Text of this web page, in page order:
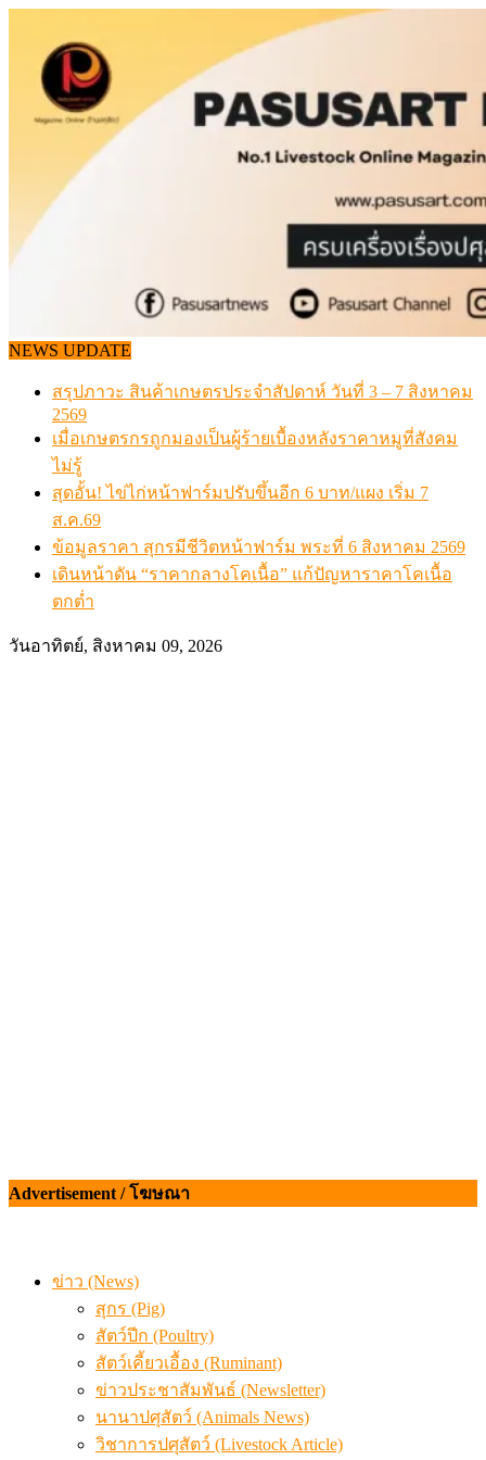
content
NEWS UPDATE
สรุปภาวะ สินค้าเกษตรประจำสัปดาห์ วันที่ 3 – 7 สิงหาคม
2569
เมื่อเกษตรกรถูกมองเป็นผู้ร้ายเบื้องหลังราคาหมูที่สังคม
ไม่รู้
สุดอั้น! ไข่ไก่หน้าฟาร์มปรับขึ้นอีก 6 บาท/แผง เริ่ม 7
ส.ค.69
ข้อมูลราคา สุกรมีชีวิตหน้าฟาร์ม พระที่ 6 สิงหาคม 2569
เดินหน้าดัน “ราคากลางโคเนื้อ” แก้ปัญหาราคาโคเนื้อ
ตกต่ำ
วันอาทิตย์, สิงหาคม 09, 2026
Advertisement / โฆษณา
ข่าว (News)
สุกร (Pig)
สัตว์ปีก (Poultry)
สัตว์เคี้ยวเอื้อง (Ruminant)
ข่าวประชาสัมพันธ์ (Newsletter)
นานาปศุสัตว์ (Animals News)
วิชาการปศุสัตว์ (Livestock Article)